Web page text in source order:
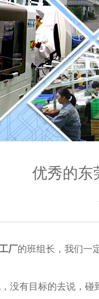
优秀的东
厂的班组长，我们一
没有目标的去说，